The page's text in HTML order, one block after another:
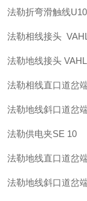
法勒折弯滑触线
法勒相线接头
法勒地线接头
法勒相线直口道岔
法勒地线斜口道岔
法勒供电夹SE 10
法勒地线直口道岔
法勒地线斜口道岔